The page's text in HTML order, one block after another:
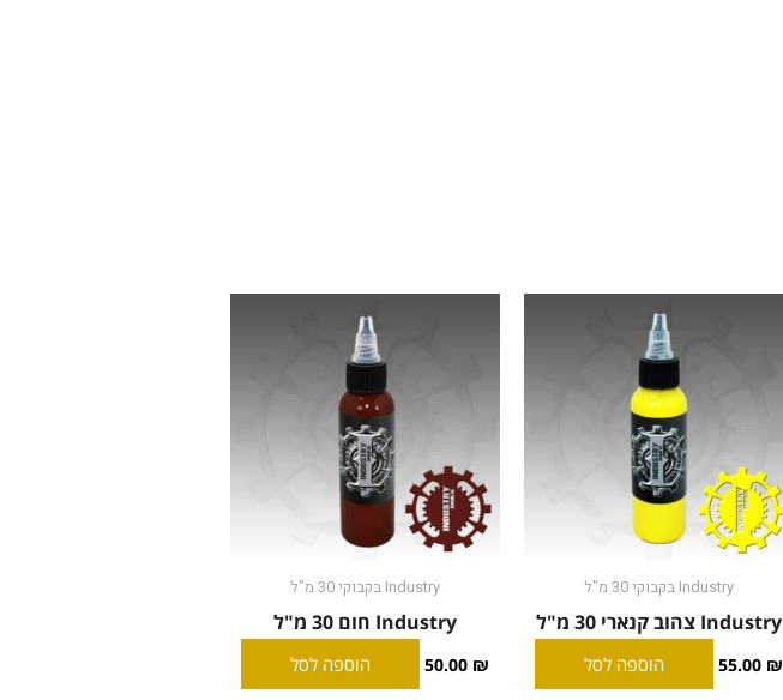
Industry בקבוקי 30 מ"ל
Industry צהוב קנארי 30 מ"ל
55.00 ₪ הוספה לסל
Industry בקבוקי 30 מ"ל
Industry חום 30 מ"ל
50.00 ₪ הוספה לסל